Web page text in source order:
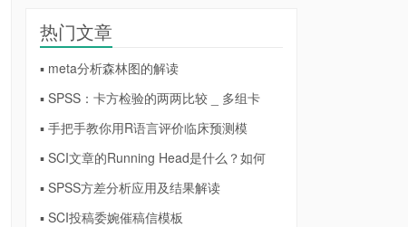
热门文章
▪ meta分析森林图的解读
▪ SPSS：卡方检验的两两比较 _ 多组卡
▪ 手把手教你用R语言评价临床预测模
▪ SCI文章的Running Head是什么？如何
▪ SPSS方差分析应用及结果解读
▪ SCI投稿委婉催稿信模板